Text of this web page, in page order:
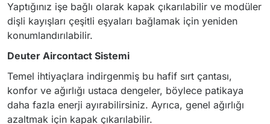
Yaptığınız işe bağlı olarak kapak çıkarılabilir ve modüler
dişli kayışları çeşitli eşyaları bağlamak için yeniden
konumlandırılabilir.
Deuter Aircontact Sistemi
Temel ihtiyaçlara indirgenmiş bu hafif sırt çantası,
konfor ve ağırlığı ustaca dengeler, böylece patikaya
daha fazla enerji ayırabilirsiniz. Ayrıca, genel ağırlığı
azaltmak için kapak çıkarılabilir.